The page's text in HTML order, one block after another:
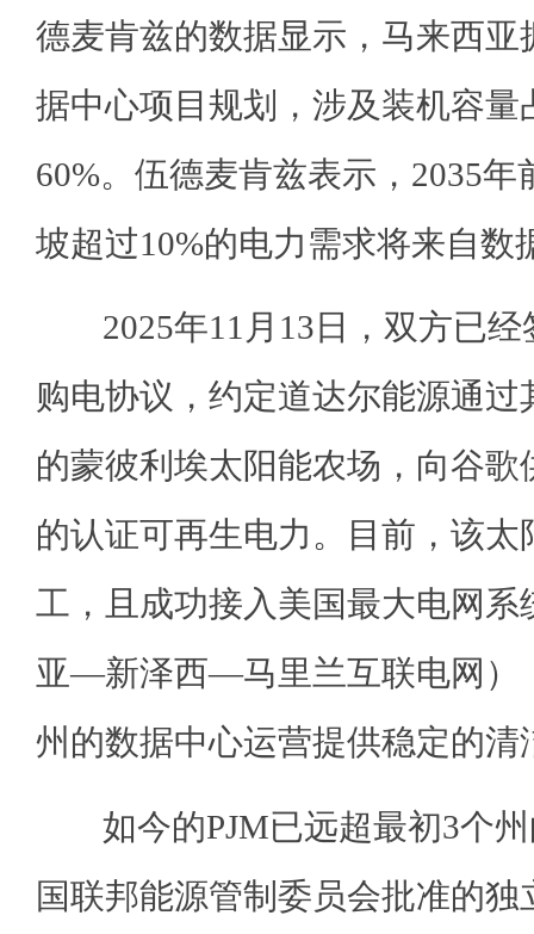
德麦肯兹的数据显示，马来西亚
据中心项目规划，涉及装机容量
60%。伍德麦肯兹表示，2035
坡超过10%的电力需求将来自数
2025年11月13日，双方已经
购电协议，约定道达尔能源通
的蒙彼利埃太阳能农场，向谷歌
的认证可再生电力。目前，该太
工，且成功接入美国最大电网系
亚—新泽西—马里兰互联电网）
州的数据中心运营提供稳定的清
如今的PJM已远超最初3个州
国联邦能源管制委员会批准的